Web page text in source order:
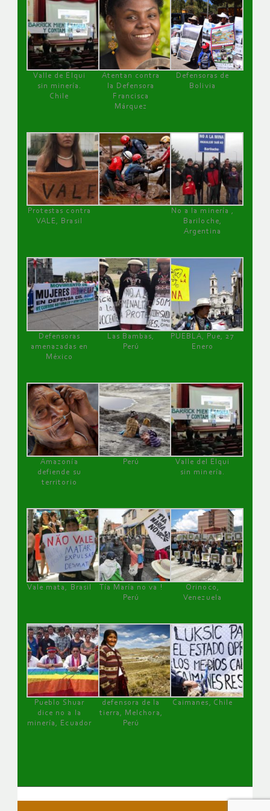
Valle de Elqui
sin minería.
Chile
Atentan contra
la Defensora
Francisca
Márquez
Defensoras de
Bolivia
Protestas contra
VALE, Brasil
No a la minería ,
Bariloche,
Argentina
Defensoras
amenazadas en
México
Las Bambas,
Perú
PUEBLA, Pue, 27
Enero
Amazonía
defiende su
territorio
Perú
Valle del Elqui
sin minería.
Vale mata, Brasil
Tía María no va !
Perú
Orinoco,
Venezuela
Pueblo Shuar
dice no a la
minería, Ecuador
defensora de la
tierra, Melchora,
Perú
Caimanes, Chile